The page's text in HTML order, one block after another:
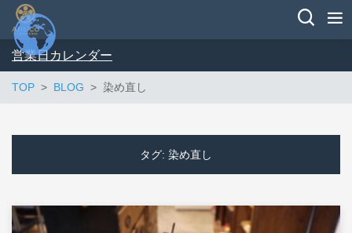
営業日カレンダー
TOP BLOG 染め直し
タグ: 染め直し